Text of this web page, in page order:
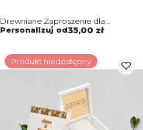
Drewniane Zaproszenie dla
Rodziców - Retro Style Motyw 1
Personalizuj od35,00 zł
Produkt niedostępny